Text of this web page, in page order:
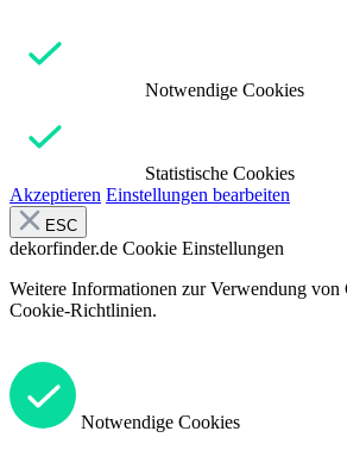
Notwendige Cookies
Statistische Cookies
Akzeptieren Einstellungen bearbeiten
ESC
dekorfinder.de Cookie Einstellungen
Weitere Informationen zur Verwendung von
Cookie-Richtlinien.
Notwendige Cookies